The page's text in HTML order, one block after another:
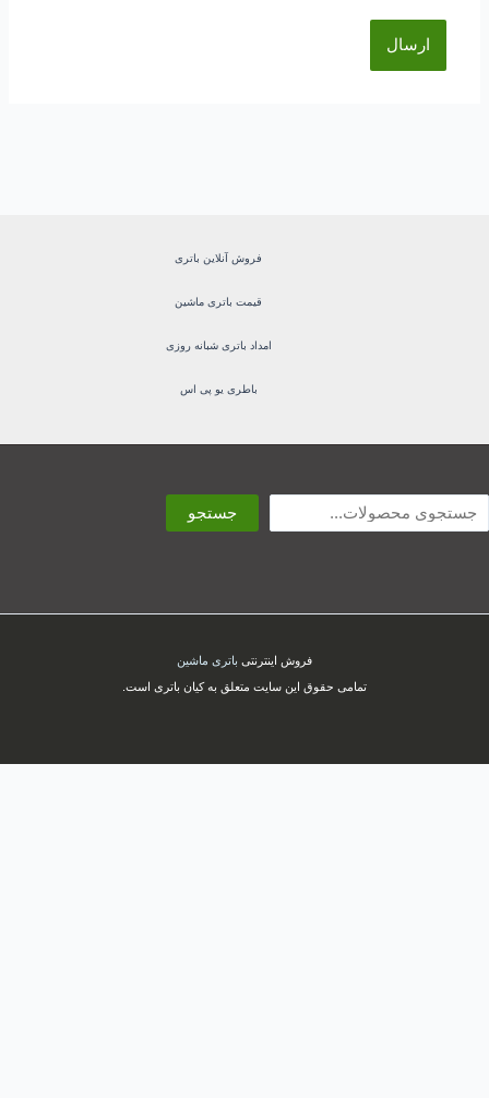
فروش آنلاین باتری
قیمت باتری ماشین
امداد باتری شبانه روزی
باطری یو پی اس
جستجو
فروش اینترنتیباتری ماشین
تمامی حقوق این سایت متعلق به کیان باتری است.